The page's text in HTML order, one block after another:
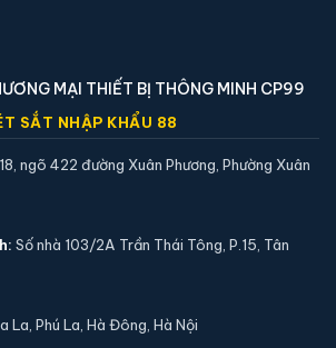
MẠI THIẾT BỊ THÔNG MINH CP99
SẮT NHẬP KHẨU 88
ngõ 422 đường Xuân Phương, Phường Xuân
Số nhà 103/2A Trần Thái Tông, P.15, Tân
La, Phú La, Hà Đông, Hà Nội